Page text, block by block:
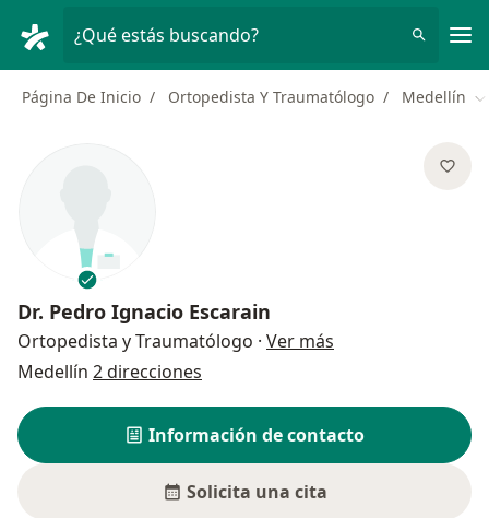
¿Qué estás buscando?
Página De Inicio Ortopedista Y Traumatólogo Medellín
Dr. Pedro Ignacio Escarain
Ortopedista y Traumatólogo · Ver más
Medellín 2 direcciones
Información de contacto
Solicita una cita